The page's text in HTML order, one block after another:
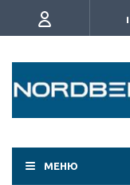
МЕНЮ